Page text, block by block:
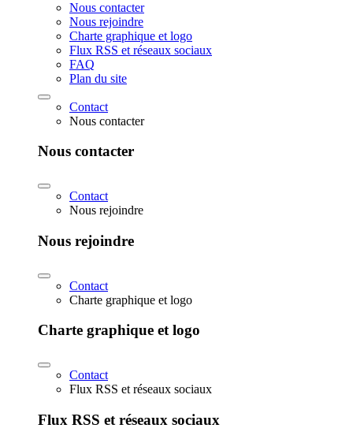
Nous contacter
Nous rejoindre
Charte graphique et logo
Flux RSS et réseaux sociaux
FAQ
Plan du site
Contact
Nous contacter
Nous contacter
Contact
Nous rejoindre
Nous rejoindre
Contact
Charte graphique et logo
Charte graphique et logo
Contact
Flux RSS et réseaux sociaux
Flux RSS et réseaux sociaux